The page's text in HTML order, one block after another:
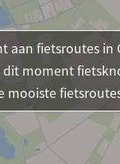
aan fietsroutes in
moment
mooiste